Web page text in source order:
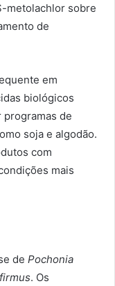
metolachlor sobre
de
em
biológicos
de
soja e algodão.
com
mais
de Pochonia
. Os